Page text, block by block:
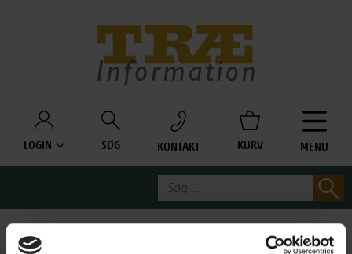
LOGIN SØG KONTAKT KURV MENU
Søg
efter: